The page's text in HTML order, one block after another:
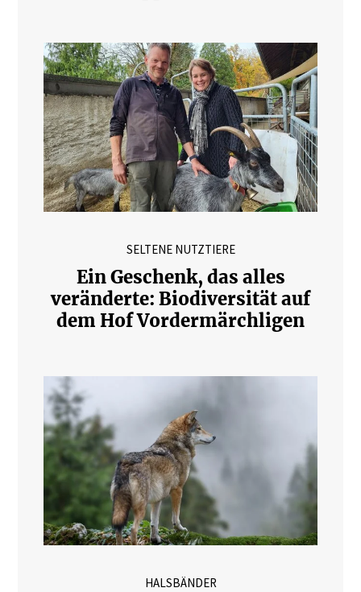
SELTENE NUTZTIERE
Ein Geschenk, das alles
veränderte: Biodiversität auf
dem Hof Vordermärchligen
HALSBÄNDER